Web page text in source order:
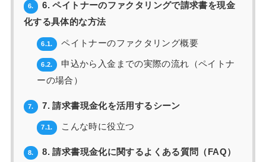
6.
6. ペイトナーのファクタリングで請求書を現金
化する具体的な方法
6.1. ペイトナーのファクタリング概要
6.2.
申込から入金までの実際の流れ（ペイトナ
ーの場合）
7. 7. 請求書現金化を活用するシーン
7.1. こんな時に役立つ
8. 8. 請求書現金化に関するよくある質問（FAQ）